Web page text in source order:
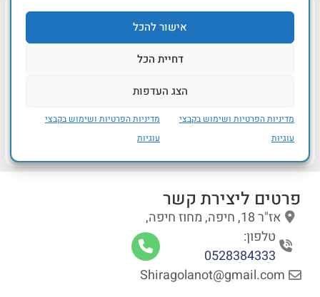
אישור להכל
דחיית הכל
הצג העדפות
מדיניות הפרטיות ושימוש בקבצי
עוגיות
מדיניות הפרטיות ושימוש בקבצי
עוגיות
פרטים ליצירת קשר
אז"ר 18, חיפה, מחוז חיפה,
טלפון:
0528384333
Shiragolanot@gmail.com